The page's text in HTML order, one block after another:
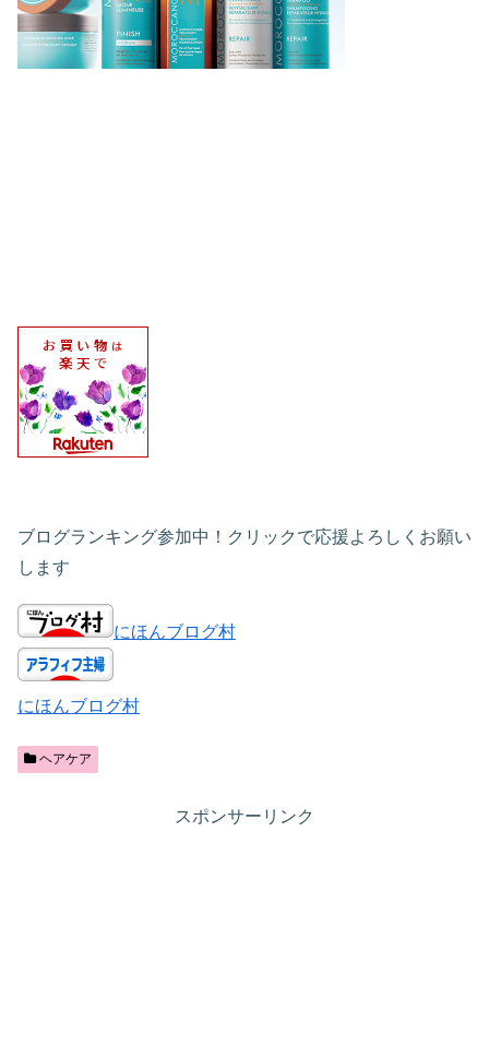
ブログランキング参加中！クリックで応援よろしくお願い
します
にほんブログ村
にほんブログ村
ヘアケア
スポンサーリンク